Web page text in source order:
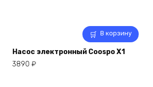
В корзину
Насос электронный Coospo X1
3890 ₽